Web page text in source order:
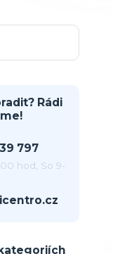
Rádi
797
hod, So 9-